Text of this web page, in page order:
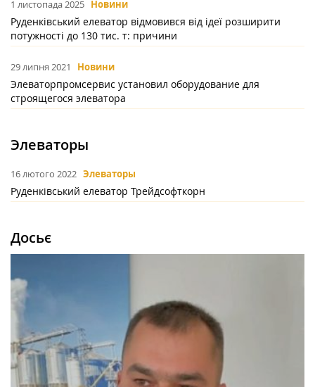
1 листопада 2025 Новини
Руденківський елеватор відмовився від ідеї розширити
потужності до 130 тис. т: причини
29 липня 2021 Новини
Элеваторпромсервис установил оборудование для
строящегося элеватора
Элеваторы
16 лютого 2022 Элеваторы
Руденківський елеватор Трейдсофткорн
Досьє